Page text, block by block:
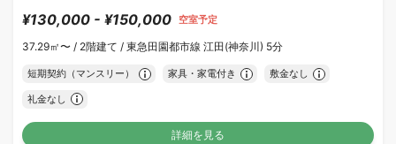
¥130,000 - ¥150,000 空室予定
37.29㎡〜 / 2階建て / 東急田園都市線 江田(神奈川) 5分
短期契約（マンスリー） 家具・家電付き 敷金なし
礼金なし
詳細を見る